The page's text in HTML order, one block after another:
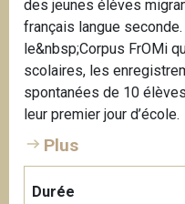
des jeunes élèves
français langue
le&nbsp;Corpus FrOMi
scolaires, les
spontanées de 10
leur premier jour d’école.
Plus
Durée